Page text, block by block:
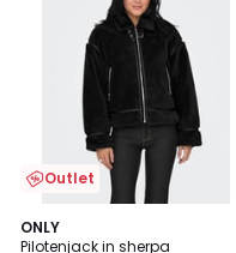
Outlet
ONLY
Pilotenjack in sherpa